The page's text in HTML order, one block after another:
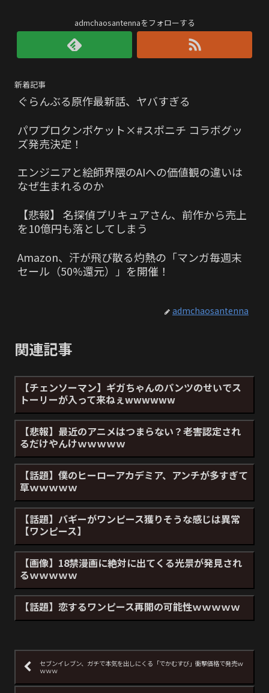
admchaosantennaをフォローする
新着記事
ぐらんぶる原作最新話、ヤバすぎる
パワプロクンポケット×#スポニチ コラボグッ
ズ発売決定！
エンジニアと絵師界隈のAIへの価値観の違いは
なぜ生まれるのか
【悲報】 名探偵プリキュアさん、前作から売上
を10億円も落としてしまう
Amazon、汗が飛び散る灼熱の「マンガ毎週末
セール（50%還元）」を開催！
admchaosantenna
関連記事
【チェンソーマン】ギガちゃんのパンツのせいでス
トーリーが入って来ねぇwwwwww
【悲報】最近のアニメはつまらない？老害認定され
るだけやんけｗｗｗｗｗ
【話題】僕のヒーローアカデミア、アンチが多すぎて
草ｗｗｗｗｗ
【話題】バギーがワンピース獲りそうな感じは異常
【ワンピース】
【画像】18禁漫画に絶対に出てくる光景が発見され
るｗｗｗｗｗ
【話題】恋するワンピース再開の可能性ｗｗｗｗｗ
セブンイレブン、ガチで本気を出しにくる「でかむすび」衝撃価格で発売ｗ
ｗｗｗ